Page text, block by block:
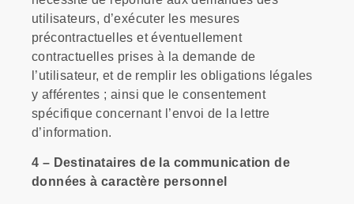
utilisateurs, d’exécuter les mesures
précontractuelles et éventuellement
contractuelles prises à la demande de
l’utilisateur, et de remplir les obligations légales
y afférentes ; ainsi que le consentement
spécifique concernant l’envoi de la lettre
d’information.
4 – Destinataires de la communication de
données à caractère personnel